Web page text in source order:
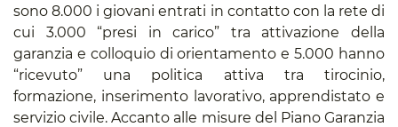
sono 8.000 i giovani entrati in contatto con la rete di
cui 3.000 “presi in carico” tra attivazione della
garanzia e colloquio di orientamento e 5.000 hanno
“ricevuto” una politica attiva tra tirocinio,
formazione, inserimento lavorativo, apprendistato e
servizio civile. Accanto alle misure del Piano Garanzia